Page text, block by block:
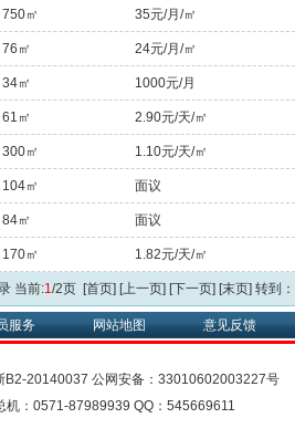
750㎡ 35元/月/㎡
76㎡ 24元/月/㎡
34㎡ 1000元/月
61㎡ 2.90元/天/㎡
300㎡ 1.10元/天/㎡
104㎡ 面议
84㎡ 面议
170㎡ 1.82元/天/㎡
当前:1/2页 [首页] [上一页] [下一页] [末页] 转到：
服务 网站地图 意见反馈
B2-20140037 公网安备： 33010602003227号
：0571-87989939 QQ：545669611